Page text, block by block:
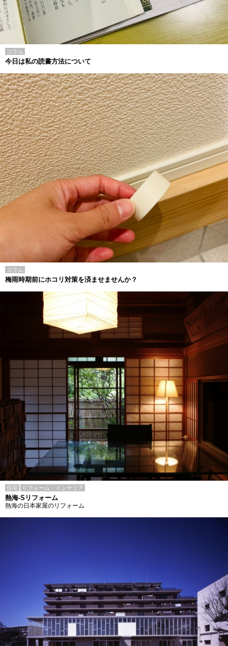
コラム
今日は私の読書方法について
コラム
梅雨時期前にホコリ対策を済ませませんか？
住宅 リフォーム・インテリア
熱海-Sリフォーム
熱海の日本家屋のリフォーム